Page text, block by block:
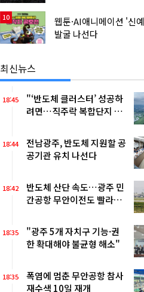
10
웹툰·AI애니메이션 '신
발굴 나선다
최신뉴스
18:45
"‘반도체 클러스터’ 성공하
려면…직주락 복합단지 구
18:44
전남광주, 반도체 지원할 공
공기관 유치 나선다
18:42
반도체 산단 속도…광주 민
간공항 무안이전도 빨라질
18:35
"광주 5개 자치구 기능·권
한 확대해야 불균형 해소"
18:35
폭염에 멈춘 무안공항 참사
재수색 10일 재개